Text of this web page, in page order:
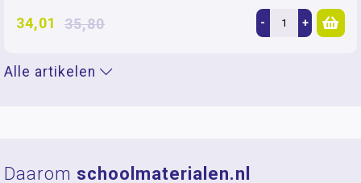
34,01 35,80 - +
Alle artikelen
Daarom schoolmaterialen.nl